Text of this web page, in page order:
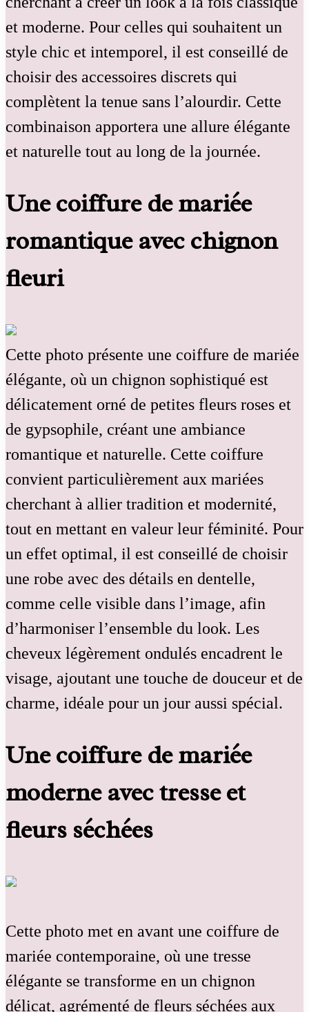
et moderne. Pour celles qui souhaitent un
style chic et intemporel, il est conseillé de
choisir des accessoires discrets qui
complètent la tenue sans l’alourdir. Cette
combinaison apportera une allure élégante
et naturelle tout au long de la journée.
Une coiffure de mariée
romantique avec chignon
fleuri
Cette photo présente une coiffure de mariée
élégante, où un chignon sophistiqué est
délicatement orné de petites fleurs roses et
de gypsophile, créant une ambiance
romantique et naturelle. Cette coiffure
convient particulièrement aux mariées
cherchant à allier tradition et modernité,
tout en mettant en valeur leur féminité. Pour
un effet optimal, il est conseillé de choisir
une robe avec des détails en dentelle,
comme celle visible dans l’image, afin
d’harmoniser l’ensemble du look. Les
cheveux légèrement ondulés encadrent le
visage, ajoutant une touche de douceur et de
charme, idéale pour un jour aussi spécial.
Une coiffure de mariée
moderne avec tresse et
fleurs séchées
Cette photo met en avant une coiffure de
mariée contemporaine, où une tresse
élégante se transforme en un chignon
délicat, agrémenté de fleurs séchées aux